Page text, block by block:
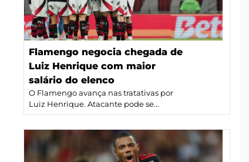
Flamengo negocia chegada de
Luiz Henrique com maior
salário do elenco
O Flamengo avança nas tratativas por
Luiz Henrique. Atacante pode se...